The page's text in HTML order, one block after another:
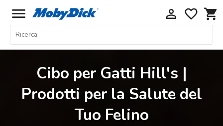
menu perm_identity favorite_border shopping_cart
Home
Gatti
Cibo per Gatti Hill's |
Prodotti per la Salute del
Tuo Felino